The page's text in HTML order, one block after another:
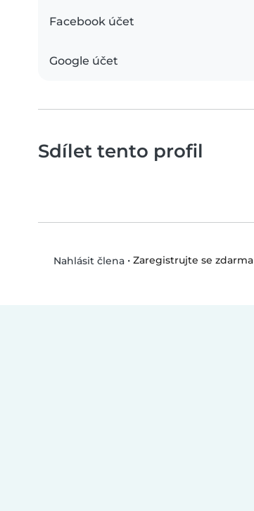
Facebook účet
Google účet
Sdílet tento profil
Nahlásit člena• Zaregistrujte se zdarma